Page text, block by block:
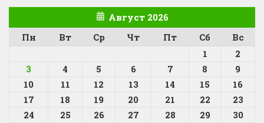
Август 2026
Пн
Вт Ср Чт Пт Сб
Вс
1
2
3
4 5 6 7 8
9
10
11 12 13 14 15
16
17
18 19 20 21 22
23
24
25 26 27 28 29
30